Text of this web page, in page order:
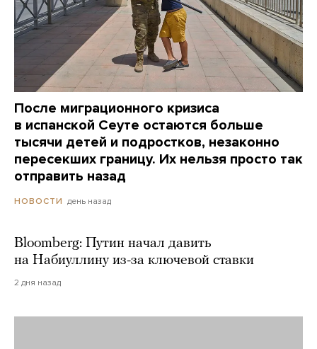
После миграционного кризиса
в испанской Сеуте остаются больше
тысячи детей и подростков, незаконно
пересекших границу. Их нельзя просто так
отправить назад
НОВОСТИ день назад
Bloomberg: Путин начал давить
на Набиуллину из-за ключевой ставки
2 дня назад